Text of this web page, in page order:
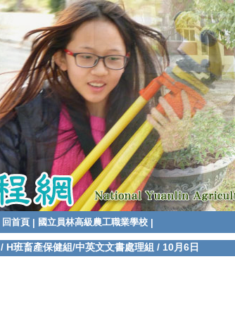
回首頁| 國立員林高級農工職業學校|
/ H班畜產保健組/中英文文書處理組 / 10月6日